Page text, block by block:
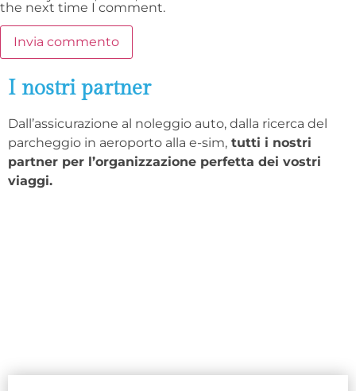
the next time I comment.
I nostri partner
Dall’assicurazione al noleggio auto, dalla ricerca del
parcheggio in aeroporto alla e-sim, tutti i nostri
partner per l’organizzazione perfetta dei vostri
viaggi.